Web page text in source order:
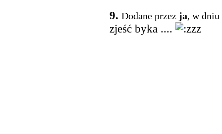
9. Dodane przez ja, w dniu
zjeść byka ....